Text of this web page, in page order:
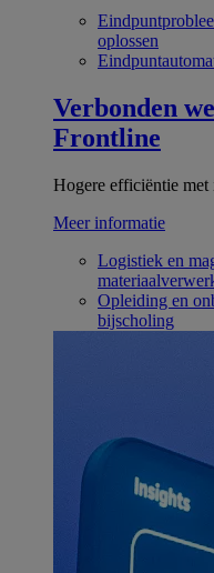
oplossen
Verbonden
Frontline
Hogere efficiëntie met
Meer informatie
Logistiek en
Opleiding en
bijscholing